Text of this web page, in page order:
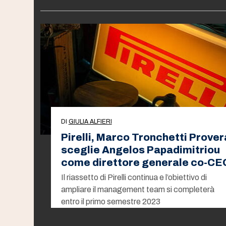
DI GIULIA ALFIERI
Pirelli, Marco Tronchetti
sceglie Angelos Papadimitriou
come direttore generale co-
Il riassetto di Pirelli continua e l’obiettivo di
ampliare il management team si completerà
entro il primo semestre 2023